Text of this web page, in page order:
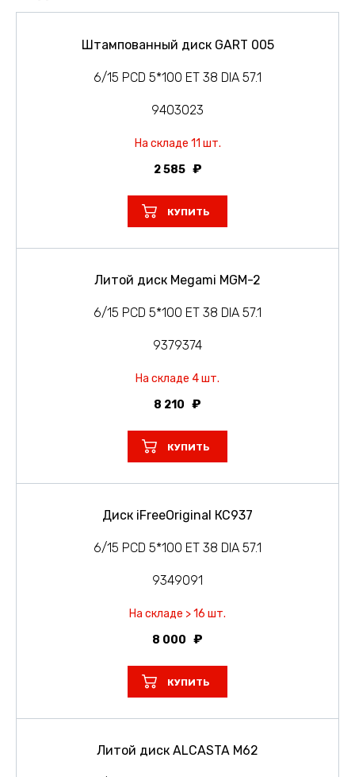
Штампованный диск GART 005
6/15 PCD 5*100 ET 38 DIA 57.1
9403023
На складе 11 шт.
2 585
КУПИТЬ
Литой диск Megami MGM-2
6/15 PCD 5*100 ET 38 DIA 57.1
9379374
На складе 4 шт.
8 210
КУПИТЬ
Диск iFreeOriginal КС937
6/15 PCD 5*100 ET 38 DIA 57.1
9349091
На складе > 16 шт.
8 000
КУПИТЬ
Литой диск ALCASTA M62